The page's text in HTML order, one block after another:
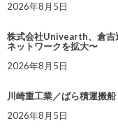
2026年8月5日
株式会社Univearth、倉吉
ネットワークを拡大〜
2026年8月5日
川崎重工業／ばら積運搬
2026年8月5日